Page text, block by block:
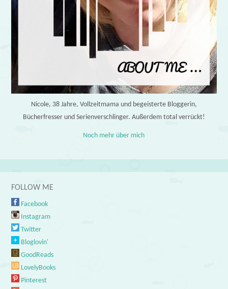
Nicole, 38 Jahre, Vollzeitmama und begeisterte Bloggerin,
Bücherfresser und Serienverschlinger. Außerdem total verrückt!
Noch mehr über mich
FOLLOW ME
Facebook
Instagram
Twitter
Bloglovin'
GoodReads
LovelyBooks
Pinterest